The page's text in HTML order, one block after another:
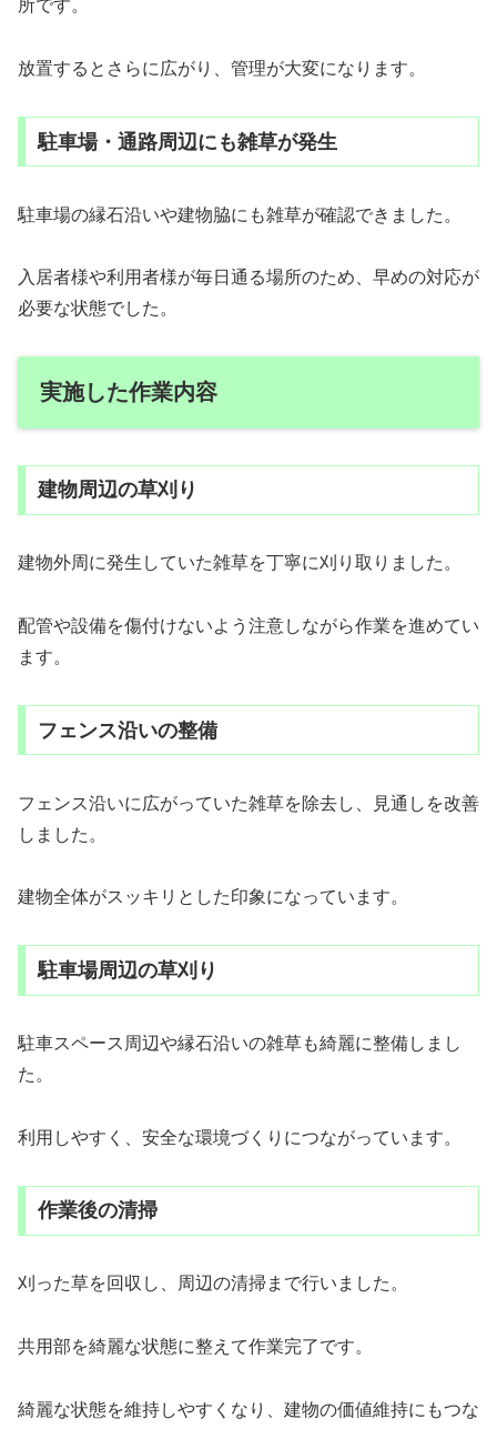
所です。
放置するとさらに広がり、管理が大変になります。
駐車場・通路周辺にも雑草が発生
駐車場の縁石沿いや建物脇にも雑草が確認できました。
入居者様や利用者様が毎日通る場所のため、早めの対応が
必要な状態でした。
実施した作業内容
建物周辺の草刈り
建物外周に発生していた雑草を丁寧に刈り取りました。
配管や設備を傷付けないよう注意しながら作業を進めてい
ます。
フェンス沿いの整備
フェンス沿いに広がっていた雑草を除去し、見通しを改善
しました。
建物全体がスッキリとした印象になっています。
駐車場周辺の草刈り
駐車スペース周辺や縁石沿いの雑草も綺麗に整備しまし
た。
利用しやすく、安全な環境づくりにつながっています。
作業後の清掃
刈った草を回収し、周辺の清掃まで行いました。
共用部を綺麗な状態に整えて作業完了です。
綺麗な状態を維持しやすくなり、建物の価値維持にもつな